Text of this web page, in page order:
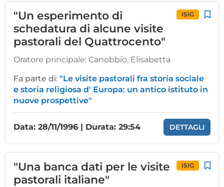
"Un esperimento di
schedatura di alcune visite
pastorali del Quattrocento"
ISIG
Oratore principale: Canobbio, Elisabetta
Fa parte di: "Le visite pastorali fra storia sociale
e storia religiosa d' Europa: un antico istituto in
nuove prospettive"
Data: 28/11/1996 | Durata: 29:54 DETTAGLI
"Una banca dati per le visite
pastorali italiane"
ISIG